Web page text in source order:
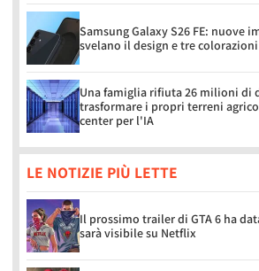
Samsung Galaxy S26 FE: nuove
svelano il design e tre colorazioni
Una famiglia rifiuta 26 milioni di
trasformare i propri terreni
center per l'IA
LE NOTIZIE PIÙ LETTE
Il prossimo trailer di GTA 6 ha
sarà visibile su Netflix